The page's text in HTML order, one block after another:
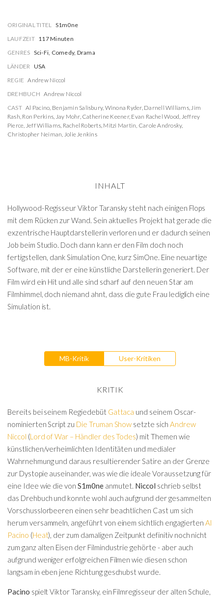
ORIGINAL TITEL S1m0ne
LAUFZEIT 117 Minuten
GENRES Sci-Fi, Comedy, Drama
LÄNDER USA
REGIE Andrew Niccol
DREHBUCH Andrew Niccol
CAST Al Pacino, Benjamin Salisbury, Winona Ryder, Darnell Williams,Jim
Rash, Ron Perkins, Jay Mohr, Catherine Keener, Evan Rachel Wood, Jeffrey
Pierce, Jeff Williams, Rachel Roberts, Mitzi Martin, Carole Androsky,
Christopher Neiman, Jolie Jenkins
INHALT
Hollywood-Regisseur Viktor Taransky steht nach einigen Flops
mit dem Rücken zur Wand. Sein aktuelles Projekt hat gerade die
exzentrische Hauptdarstellerin verloren und er dadurch seinen
Job beim Studio. Doch dann kann er den Film doch noch
fertigstellen, dank Simulation One, kurz SimOne. Eine neuartige
Software, mit der er eine künstliche Darstellerin generiert. Der
Film wird ein Hit und alle sind scharf auf den neuen Star am
Filmhimmel, doch niemand ahnt, dass die gute Frau lediglich eine
Simulation ist.
MB-Kritik User-Kritiken
KRITIK
Bereits bei seinem Regiedebüt Gattaca und seinem Oscar-
nominierten Script zu Die Truman Show setzte sich Andrew
Niccol (Lord of War – Händler des Todes) mit Themen wie
künstlichen/verheimlichten Identitäten und medialer
Wahrnehmung und daraus resultierender Satire an der Grenze
zur Dystopie auseinander, was wie die ideale Voraussetzung für
eine Idee wie die vonS1m0neanmutet. Niccol schrieb selbst
das Drehbuch und konnte wohl auch aufgrund der gesammelten
Vorschusslorbeeren einen sehr beachtlichen Cast um sich
herum versammeln, angeführt von einem sichtlich engagierten Al
Pacino (Heat), der zum damaligen Zeitpunkt definitiv noch nicht
zum ganz alten Eisen der Filmindustrie gehörte - aber auch
aufgrund weniger erfolgreichen Filmen wie diesen schon
langsam in eben jene Richtung geschubst wurde.
Pacino spielt Viktor Taransky, ein Filmregisseur der alten Schule,